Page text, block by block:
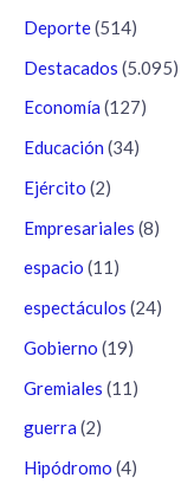
Deporte(514)
Destacados (5.095)
Economía (127)
Educación (34)
Ejército (2)
Empresariales (8)
espacio (11)
espectáculos (24)
Gobierno (19)
Gremiales (11)
guerra (2)
Hipódromo (4)